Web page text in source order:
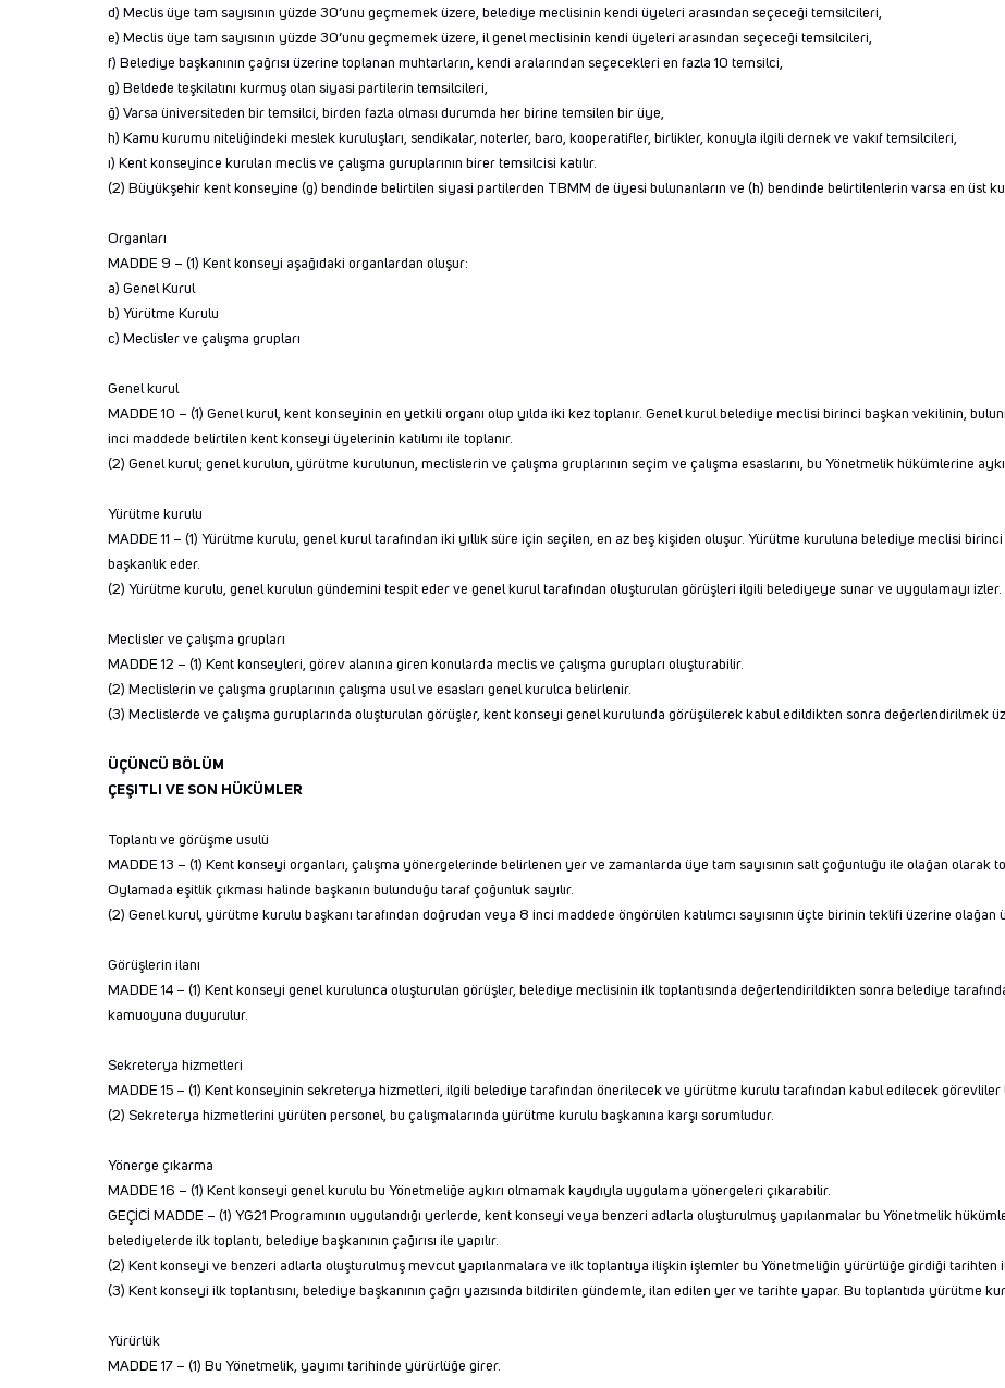
d) Meclis üye tam sayısının yüzde 30’unu geçmemek üzere, belediye meclisinin kendi üyeleri arasından seçeceği temsilcileri,
e) Meclis üye tam sayısının yüzde 30’unu geçmemek üzere, il genel meclisinin kendi üyeleri arasından seçeceği temsilcileri,
f) Belediye başkanının çağrısı üzerine toplanan muhtarların, kendi aralarından seçecekleri en fazla 10 temsilci,
g) Beldede teşkilatını kurmuş olan siyasi partilerin temsilcileri,
ğ) Varsa üniversiteden bir temsilci, birden fazla olması durumda her birine temsilen bir üye,
h) Kamu kurumu niteliğindeki meslek kuruluşları, sendikalar, noterler, baro, kooperatifler, birlikler, konuyla ilgili dernek ve vakıf temsilcileri,
ı) Kent konseyince kurulan meclis ve çalışma guruplarının birer temsilcisi katılır.
(2) Büyükşehir kent konseyine (g) bendinde belirtilen siyasi partilerden TBMM de üyesi bulunanların ve (h) bendinde belirtilenlerin varsa en üst
Organları
MADDE 9 – (1) Kent konseyi aşağıdaki organlardan oluşur:
a) Genel Kurul
b) Yürütme Kurulu
c) Meclisler ve çalışma grupları
Genel kurul
MADDE 10 – (1) Genel kurul, kent konseyinin en yetkili organı olup yılda iki kez toplanır. Genel kurul belediye meclisi birinci başkan vekilinin,
inci maddede belirtilen kent konseyi üyelerinin katılımı ile toplanır.
(2) Genel kurul; genel kurulun, yürütme kurulunun, meclislerin ve çalışma gruplarının seçim ve çalışma esaslarını, bu Yönetmelik hükümlerine
Yürütme kurulu
MADDE 11 – (1) Yürütme kurulu, genel kurul tarafından iki yıllık süre için seçilen, en az beş kişiden oluşur. Yürütme kuruluna belediye meclisi
başkanlık eder.
(2) Yürütme kurulu, genel kurulun gündemini tespit eder ve genel kurul tarafından oluşturulan görüşleri ilgili belediyeye sunar ve uygulamayı izler.
Meclisler ve çalışma grupları
MADDE 12 – (1) Kent konseyleri, görev alanına giren konularda meclis ve çalışma gurupları oluşturabilir.
(2) Meclislerin ve çalışma gruplarının çalışma usul ve esasları genel kurulca belirlenir.
(3) Meclislerde ve çalışma guruplarında oluşturulan görüşler, kent konseyi genel kurulunda görüşülerek kabul edildikten sonra değerlendirilmek
ÜÇÜNCÜ BÖLÜM
ÇEŞITLI VE SON HÜKÜMLER
Toplantı ve görüşme usulü
MADDE 13 – (1) Kent konseyi organları, çalışma yönergelerinde belirlenen yer ve zamanlarda üye tam sayısının salt çoğunluğu ile olağan olarak
Oylamada eşitlik çıkması halinde başkanın bulunduğu taraf çoğunluk sayılır.
(2) Genel kurul, yürütme kurulu başkanı tarafından doğrudan veya 8 inci maddede öngörülen katılımcı sayısının üçte birinin teklifi üzerine olağan
Görüşlerin ilanı
MADDE 14 – (1) Kent konseyi genel kurulunca oluşturulan görüşler, belediye meclisinin ilk toplantısında değerlendirildikten sonra belediye
kamuoyuna duyurulur.
Sekreterya hizmetleri
MADDE 15 – (1) Kent konseyinin sekreterya hizmetleri, ilgili belediye tarafından önerilecek ve yürütme kurulu tarafından kabul edilecek
(2) Sekreterya hizmetlerini yürüten personel, bu çalışmalarında yürütme kurulu başkanına karşı sorumludur.
Yönerge çıkarma
MADDE 16 – (1) Kent konseyi genel kurulu bu Yönetmeliğe aykırı olmamak kaydıyla uygulama yönergeleri çıkarabilir.
GEÇİCİ MADDE – (1) YG21 Programının uygulandığı yerlerde, kent konseyi veya benzeri adlarla oluşturulmuş yapılanmalar bu Yönetmelik
belediyelerde ilk toplantı, belediye başkanının çağırısı ile yapılır.
(2) Kent konseyi ve benzeri adlarla oluşturulmuş mevcut yapılanmalara ve ilk toplantıya ilişkin işlemler bu Yönetmeliğin yürürlüğe girdiği tarihten
(3) Kent konseyi ilk toplantısını, belediye başkanının çağrı yazısında bildirilen gündemle, ilan edilen yer ve tarihte yapar. Bu toplantıda yürütme
Yürürlük
MADDE 17 – (1) Bu Yönetmelik, yayımı tarihinde yürürlüğe girer.